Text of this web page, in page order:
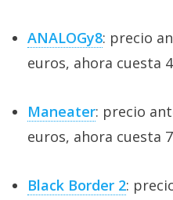
ANALOGy8: precio
euros, ahora cuesta
Maneater: precio
euros, ahora cuesta
Black Border 2: